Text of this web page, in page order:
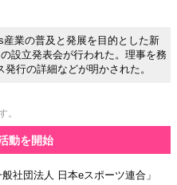
業の普及と発展を目的とした新
設立発表会が行われた。理事を務
行の詳細などが明かされた。
。
動を開始
社団法人 日本eスポーツ連合」